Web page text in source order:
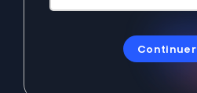
Continuer